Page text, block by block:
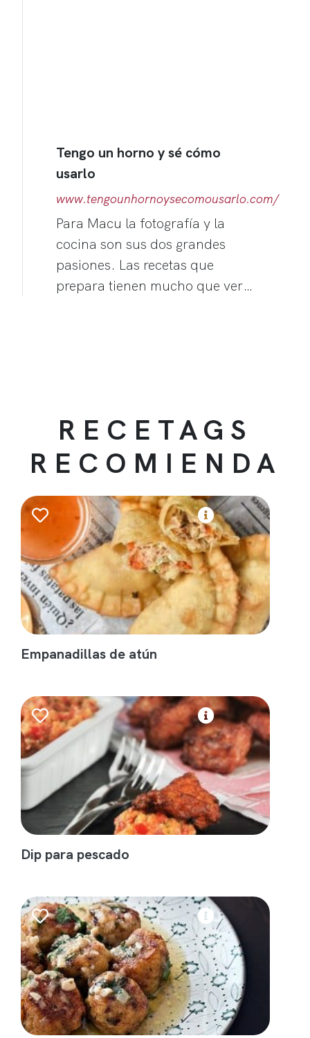
Tengo un horno y sé cómo
usarlo
www.tengounhornoysecomousarlo.com/
Para Macu la fotografía y la
cocina son sus dos grandes
pasiones. Las recetas que
prepara tienen mucho que ver…
RECETAGS
RECOMIENDA
Empanadillas de atún
Dip para pescado